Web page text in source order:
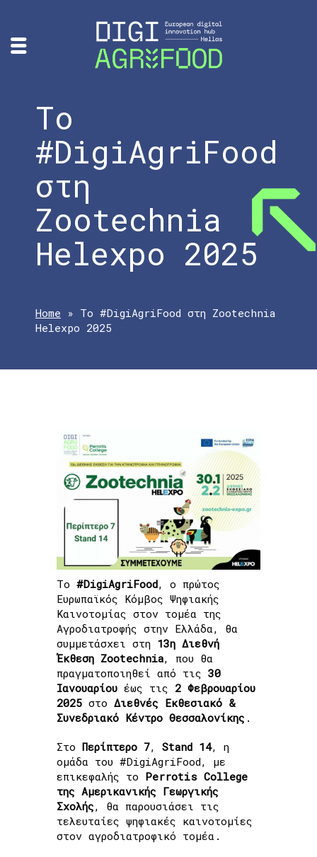
Το
#DigiAgriFood
στη
Zootechnia
Helexpo 2025
Home » Το #DigiAgriFood στη Zootechnia
Helexpo 2025
Το #DigiAgriFood, ο πρώτος
Ευρωπαϊκός Κόμβος Ψηφιακής
Καινοτομίας στον τομέα της
Αγροδιατροφής στην Ελλάδα,
θα
συμμετάσχει στη 13η Διεθνή
Έκθεση Zootechnia, που θα
πραγματοποιηθεί από τις 30
Ιανουαρίου έως τις 2 Φεβρουαρίου
2025 στο Διεθνές Εκθεσιακό &
Συνεδριακό Κέντρο Θεσσαλονίκης .
Στο Περίπτερο 7, Stand 14, η
ομάδα του #DigiAgriFood, με
επικεφαλής το Perrotis College
της Αμερικανικής Γεωργικής
Σχολής, θα παρουσιάσει τις
τελευταίες ψηφιακές καινοτομίες
στον αγροδιατροφικό τομέα.